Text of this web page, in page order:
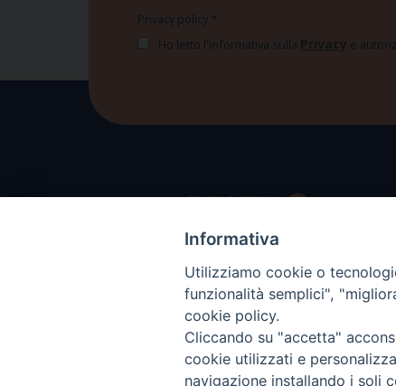
Privacy policy *
Ho letto l'informativa sulla Privacy e
Informativa
Utilizziamo cookie o
funzionalità semplici",
cookie policy.
Cliccando su "accetta"
cookie utilizzati e
navigazione installando i soli